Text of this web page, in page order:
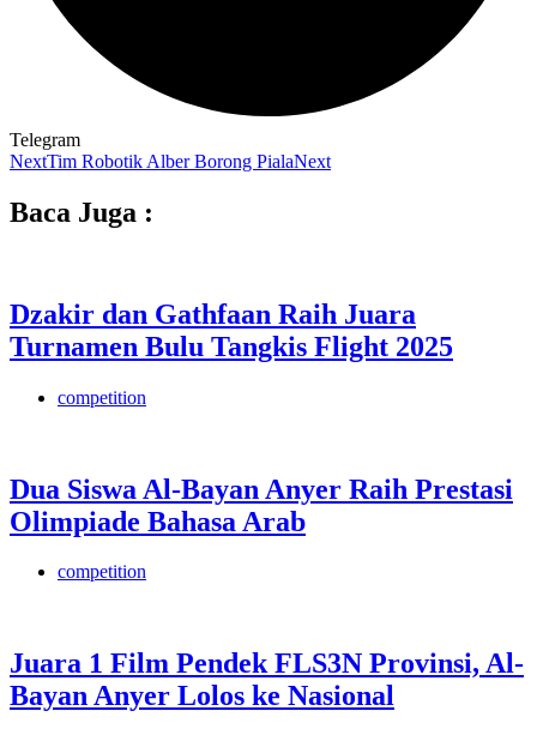
Telegram
NextTim Robotik Alber Borong PialaNext
Baca Juga :
Dzakir dan Gathfaan Raih Juara
Turnamen Bulu Tangkis Flight 2025
competition
Dua Siswa Al-Bayan Anyer Raih Prestasi
Olimpiade Bahasa Arab
competition
Juara 1 Film Pendek FLS3N Provinsi, Al-
Bayan Anyer Lolos ke Nasional